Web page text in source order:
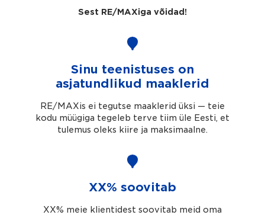
Sest RE/MAXiga võidad!
Sinu teenistuses on
asjatundlikud maaklerid
RE/MAXis ei tegutse maaklerid üksi — teie
kodu müügiga tegeleb terve tiim üle Eesti, et
tulemus oleks kiire ja maksimaalne.
XX% soovitab
XX% meie klientidest soovitab meid oma